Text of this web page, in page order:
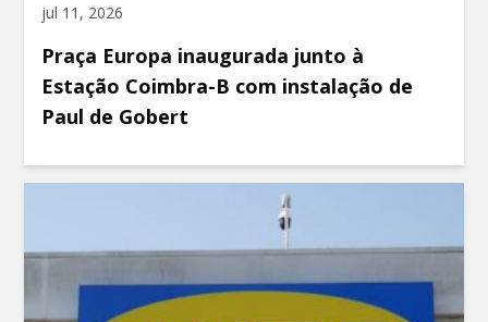
jul 11, 2026
Praça Europa inaugurada junto à
Estação Coimbra-B com instalação de
Paul de Gobert